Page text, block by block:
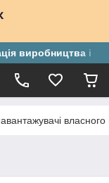
виробництва і